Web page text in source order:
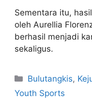
Sementara itu,
oleh Aurellia
berhasil menjadi
sekaligus.
Bulutangkis,
Youth Sports